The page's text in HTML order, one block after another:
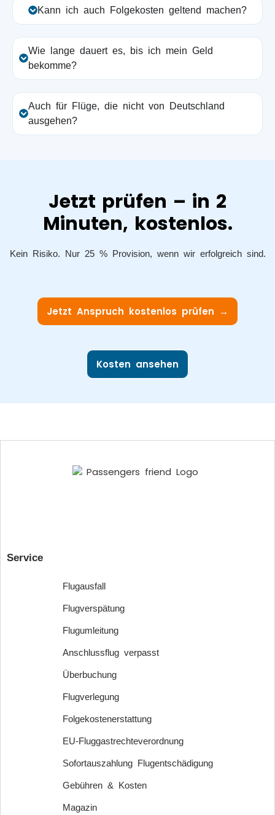
Kann ich auch Folgekosten geltend machen?
Wie lange dauert es, bis ich mein Geld
bekomme?
Auch für Flüge, die nicht von Deutschland
ausgehen?
Jetzt prüfen – in 2
Minuten, kostenlos.
Kein Risiko. Nur 25 % Provision, wenn wir erfolgreich sind.
Jetzt Anspruch kostenlos prüfen →
Kosten ansehen
Service
Flugausfall
Flugverspätung
Flugumleitung
Anschlussflug verpasst
Überbuchung
Flugverlegung
Folgekostenerstattung
EU-Fluggastrechteverordnung
Sofortauszahlung Flugentschädigung
Gebühren & Kosten
Magazin